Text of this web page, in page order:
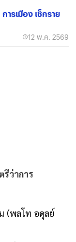
ารเมือง เช็กราย
12 พ.ค. 2569
ว่าการ
(พลโท อดุลย์